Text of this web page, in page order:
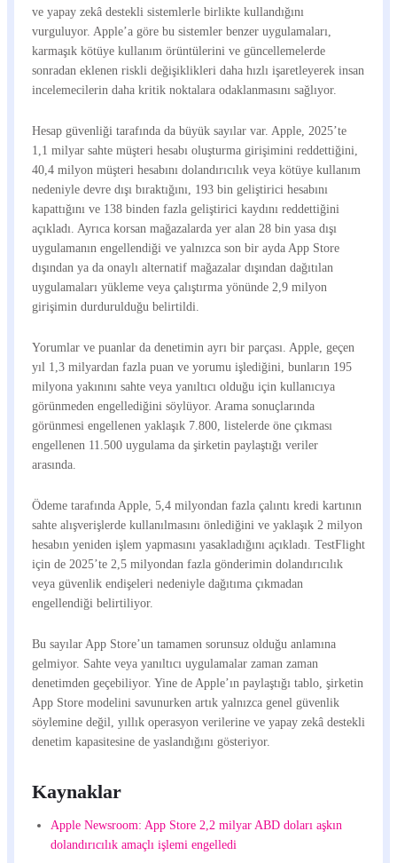
ve yapay zekâ destekli sistemlerle birlikte kullandığını
vurguluyor. Apple’a göre bu sistemler benzer uygulamaları,
karmaşık kötüye kullanım örüntülerini ve güncellemelerde
sonradan eklenen riskli değişiklikleri daha hızlı işaretleyerek insan
incelemecilerin daha kritik noktalara odaklanmasını sağlıyor.
Hesap güvenliği tarafında da büyük sayılar var. Apple, 2025’te
1,1 milyar sahte müşteri hesabı oluşturma girişimini reddettiğini,
40,4 milyon müşteri hesabını dolandırıcılık veya kötüye kullanım
nedeniyle devre dışı bıraktığını, 193 bin geliştirici hesabını
kapattığını ve 138 binden fazla geliştirici kaydını reddettiğini
açıkladı. Ayrıca korsan mağazalarda yer alan 28 bin yasa dışı
uygulamanın engellendiği ve yalnızca son bir ayda App Store
dışından ya da onaylı alternatif mağazalar dışından dağıtılan
uygulamaları yükleme veya çalıştırma yönünde 2,9 milyon
girişimin durdurulduğu belirtildi.
Yorumlar ve puanlar da denetimin ayrı bir parçası. Apple, geçen
yıl 1,3 milyardan fazla puan ve yorumu işlediğini, bunların 195
milyona yakınını sahte veya yanıltıcı olduğu için kullanıcıya
görünmeden engellediğini söylüyor. Arama sonuçlarında
görünmesi engellenen yaklaşık 7.800, listelerde öne çıkması
engellenen 11.500 uygulama da şirketin paylaştığı veriler
arasında.
Ödeme tarafında Apple, 5,4 milyondan fazla çalıntı kredi kartının
sahte alışverişlerde kullanılmasını önlediğini ve yaklaşık 2 milyon
hesabın yeniden işlem yapmasını yasakladığını açıkladı. TestFlight
için de 2025’te 2,5 milyondan fazla gönderimin dolandırıcılık
veya güvenlik endişeleri nedeniyle dağıtıma çıkmadan
engellendiği belirtiliyor.
Bu sayılar App Store’un tamamen sorunsuz olduğu anlamına
gelmiyor. Sahte veya yanıltıcı uygulamalar zaman zaman
denetimden geçebiliyor. Yine de Apple’ın paylaştığı tablo, şirketin
App Store modelini savunurken artık yalnızca genel güvenlik
söylemine değil, yıllık operasyon verilerine ve yapay zekâ destekli
denetim kapasitesine de yaslandığını gösteriyor.
Kaynaklar
Apple Newsroom: App Store 2,2 milyar ABD doları aşkın
dolandırıcılık amaçlı işlemi engelledi